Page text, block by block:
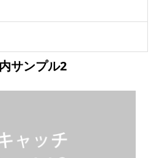
テゴリー2
サンプル2